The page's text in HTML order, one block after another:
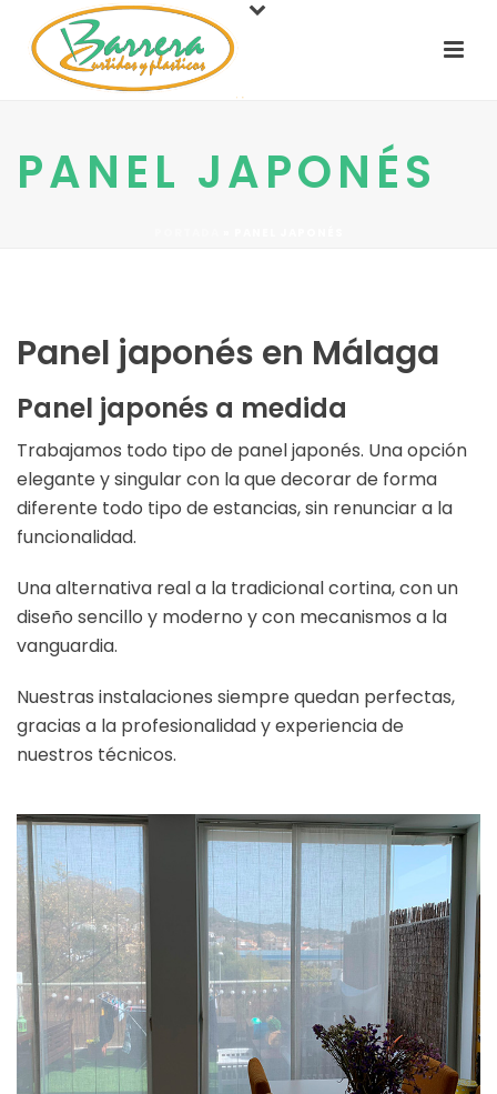
PANEL JAPONÉS
Panel japonés en Málaga
Panel japonés a medida
Trabajamos todo tipo de panel japonés. Una opción
elegante y singular con la que decorar de forma
diferente todo tipo de estancias, sin renunciar a la
funcionalidad.
Una alternativa real a la tradicional cortina, con un
diseño sencillo y moderno y con mecanismos a la
vanguardia.
Nuestras instalaciones siempre quedan perfectas,
gracias a la profesionalidad y experiencia de
nuestros técnicos.